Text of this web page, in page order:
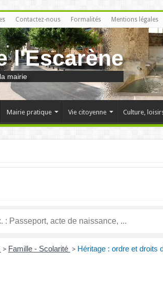
Contactez-nous Formalités Mentions légales
l'Escarène
mairie
Mairie pratique Vie citoyenne Culture,
> Famille - Scolarité > Héritage : ordre et droits